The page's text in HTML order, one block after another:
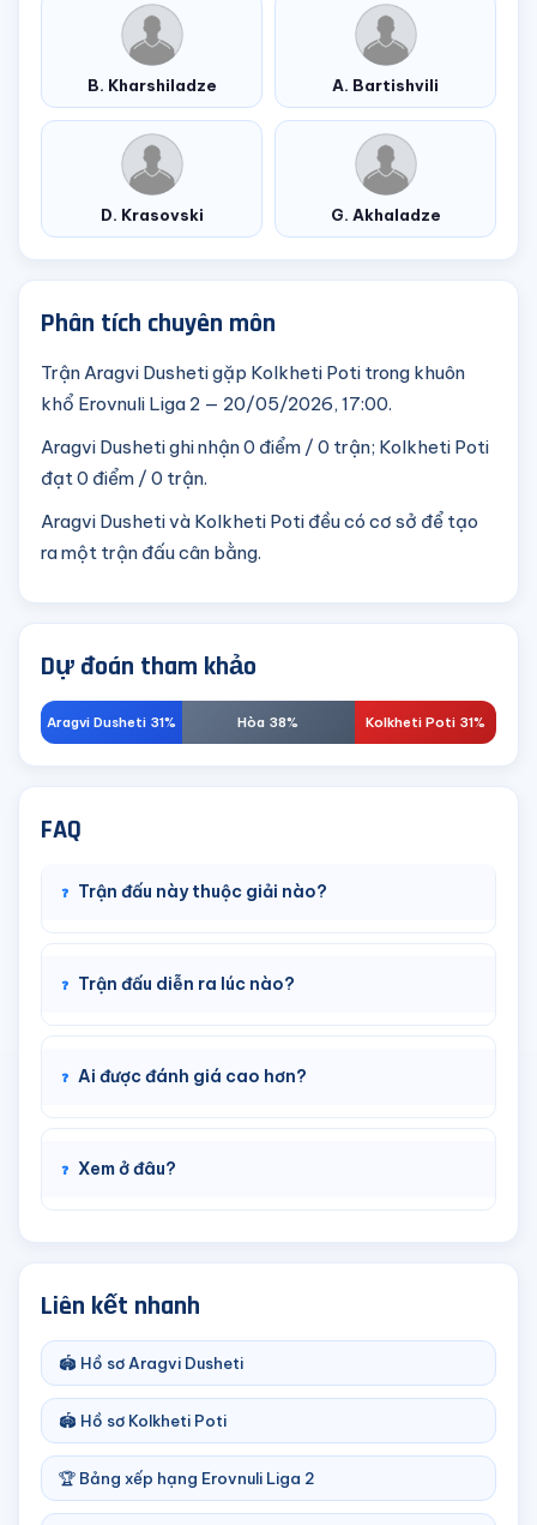
B. Kharshiladze A. Bartishvili
D. Krasovski G. Akhaladze
Phân tích chuyên môn
Trận Aragvi Dusheti gặp Kolkheti Poti trong khuôn
khổ Erovnuli Liga 2 — 20/05/2026, 17:00.
Aragvi Dusheti ghi nhận 0 điểm / 0 trận; Kolkheti Poti
đạt 0 điểm / 0 trận.
Aragvi Dusheti và Kolkheti Poti đều có cơ sở để tạo
ra một trận đấu cân bằng.
Dự đoán tham khảo
Aragvi Dusheti 31% Hòa 38% Kolkheti Poti 31%
FAQ
Trận đấu này thuộc giải nào?
Trận đấu diễn ra lúc nào?
Ai được đánh giá cao hơn?
Xem ở đâu?
Liên kết nhanh
🏟️ Hồ sơ Aragvi Dusheti
🏟️ Hồ sơ Kolkheti Poti
🏆 Bảng xếp hạng Erovnuli Liga 2